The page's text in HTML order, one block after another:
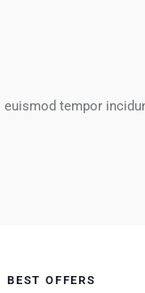
tempor
BEST OFFERS